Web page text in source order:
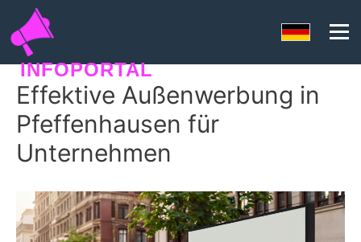
INFOPORTAL
SEORANKO
Effektive Außenwerbung in
Pfeffenhausen für
Unternehmen